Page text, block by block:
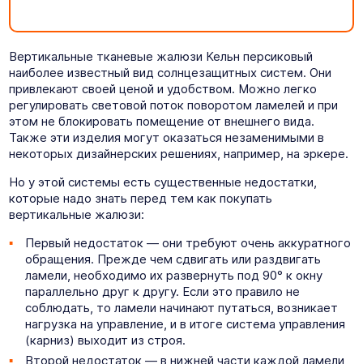
Вертикальные тканевые жалюзи Кельн персиковый
наиболее известный вид солнцезащитных систем. Они
привлекают своей ценой и удобством. Можно легко
регулировать световой поток поворотом ламелей и при
этом не блокировать помещение от внешнего вида.
Также эти изделия могут оказаться незаменимыми в
некоторых дизайнерских решениях, например, на эркере.
Но у этой системы есть существенные недостатки,
которые надо знать перед тем как покупать
вертикальные жалюзи:
Первый недостаток — они требуют очень аккуратного
обращения. Прежде чем сдвигать или раздвигать
ламели, необходимо их развернуть под 90° к окну
параллельно друг к другу. Если это правило не
соблюдать, то ламели начинают путаться, возникает
нагрузка на управление, и в итоге система управления
(карниз) выходит из строя.
Второй недостаток — в нижней части каждой ламели